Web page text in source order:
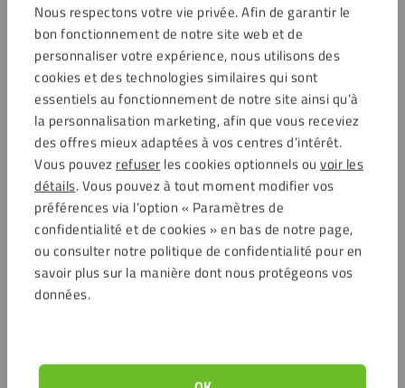
Nous respectons votre vie privée. Afin de garantir le
bon fonctionnement de notre site web et de
personnaliser votre expérience, nous utilisons des
cookies et des technologies similaires qui sont
essentiels au fonctionnement de notre site ainsi qu’à
la personnalisation marketing, afin que vous receviez
des offres mieux adaptées à vos centres d’intérêt.
Vous pouvezrefuserles cookies optionnels ou voir les
détails. Vous pouvez à tout moment modifier vos
préférences via l’option « Paramètres de
confidentialité et de cookies » en bas de notre page,
ou consulter notre politique de confidentialité pour en
savoir plus sur la manière dont nous protégeons vos
données.